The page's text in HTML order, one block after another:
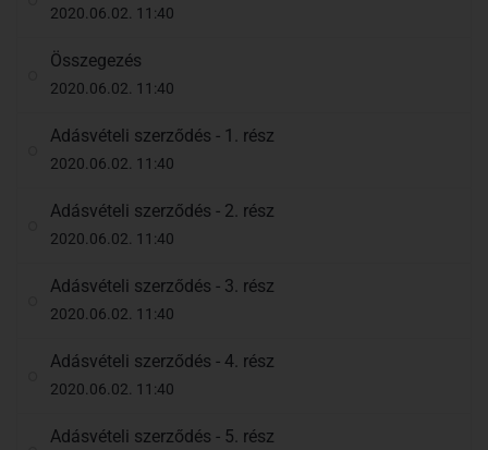
2020.06.02. 11:40
Összegezés
2020.06.02. 11:40
Adásvételi szerződés - 1. rész
2020.06.02. 11:40
Adásvételi szerződés - 2. rész
2020.06.02. 11:40
Adásvételi szerződés - 3. rész
2020.06.02. 11:40
Adásvételi szerződés - 4. rész
2020.06.02. 11:40
Adásvételi szerződés - 5. rész